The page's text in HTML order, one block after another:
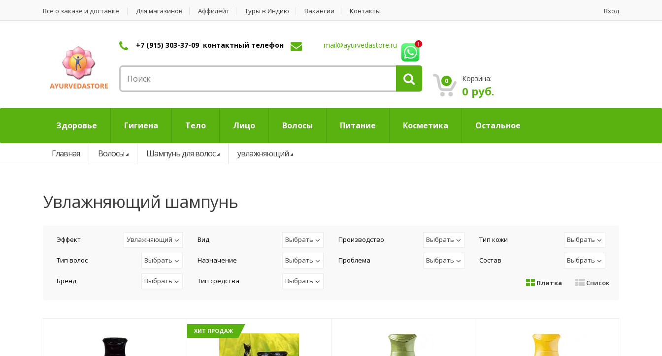
Все о заказе и доставке Для магазинов Аффилейт Туры в Индию Вакансии Контакты Вход
+7 (915) 303-37-09 контактный телефон mail@ayurvedastore.ru
0 Корзина:
0 руб.
Здоровье Гигиена Тело Лицо Волосы Питание Косметика Остальное
Главная Волосы Шампунь для волос увлажняющий
увлажняющий шампунь
Эффект Увлажняющий Вид Выбрать Производство Выбрать Тип кожи Выбрать
Тип волос Выбрать Назначение Выбрать Проблема Выбрать Состав Выбрать
Бренд Выбрать Тип средства Выбрать Плитка Список
ХИТ ПРОДАЖ